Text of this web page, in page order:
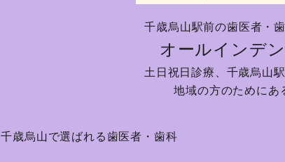
千歳烏山駅前の歯医者・歯
オールインデ
土日祝日診療、 千歳烏山
地域の方のためにあ
千歳烏山で選ばれる歯医者・歯科